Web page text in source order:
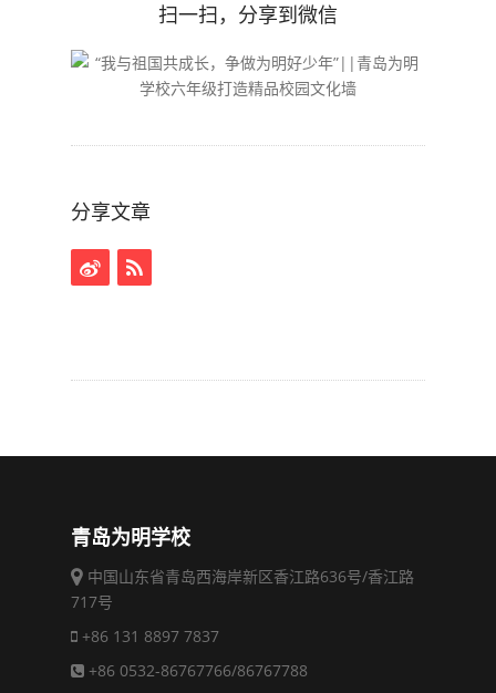
扫一扫，分享到微信
分享文章
青岛为明学校
中国山东省青岛西海岸新区香江路636号/香江路
717号
+86 131 8897 7837
+86 0532-86767766/86767788